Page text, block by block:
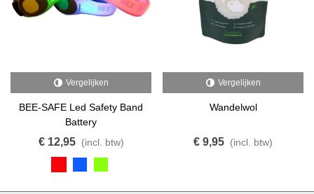
Vergelijken
BEE-SAFE Led Safety Band
Battery
€ 12,95 (incl. btw)
Vergelijken
Wandelwol
€ 9,95 (incl. btw)